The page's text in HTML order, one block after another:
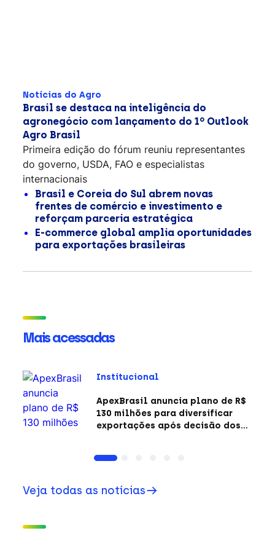
Notícias do Agro
Brasil se destaca na inteligência do
agronegócio com lançamento do 1º Outlook
Agro Brasil
Primeira edição do fórum reuniu representantes
do governo, USDA, FAO e especialistas
internacionais
Brasil e Coreia do Sul abrem novas
frentes de comércio e investimento e
reforçam parceria estratégica
E-commerce global amplia oportunidades
para exportações brasileiras
Mais acessadas
Institucional
ApexBrasil anuncia plano de R$
130 milhões para diversificar
exportações após decisão dos
Veja todas as notícias